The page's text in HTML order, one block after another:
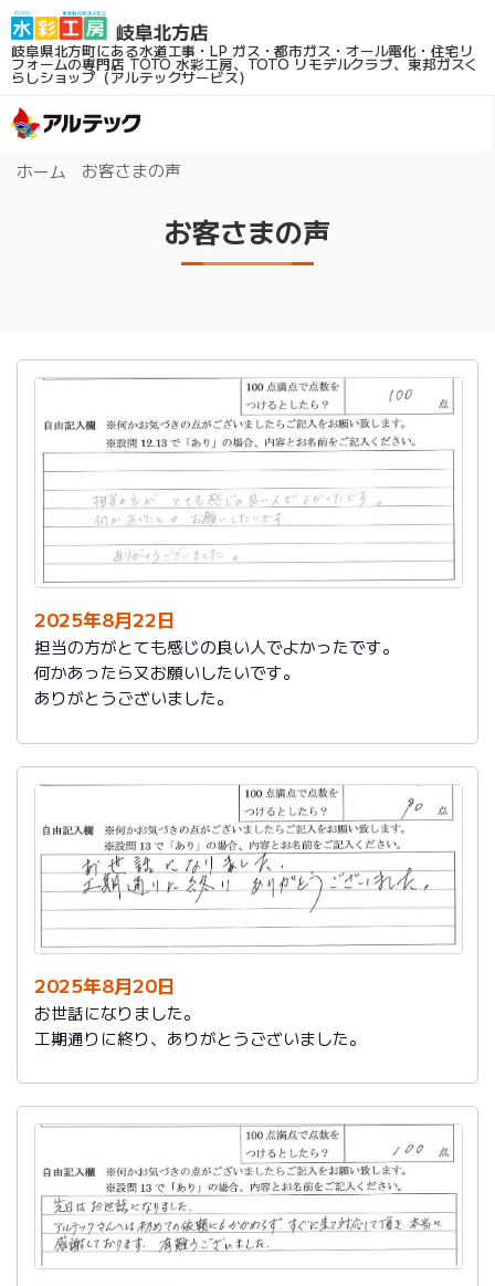
岐阜県北方町にある水道工事・LP ガス・都市ガス・オール電化・住宅リ
フォームの専門店TOTO 水彩工房、TOTO リモデルクラブ、東邦ガスく
らしショップ（アルテックサービス）
ホーム お客さまの声
お客さまの声
2025年8月22日
担当の方がとても感じの良い人でよかったです。
何かあったら又お願いしたいです。
ありがとうございました。
2025年8月20日
お世話になりました。
工期通りに終り、ありがとうございました。